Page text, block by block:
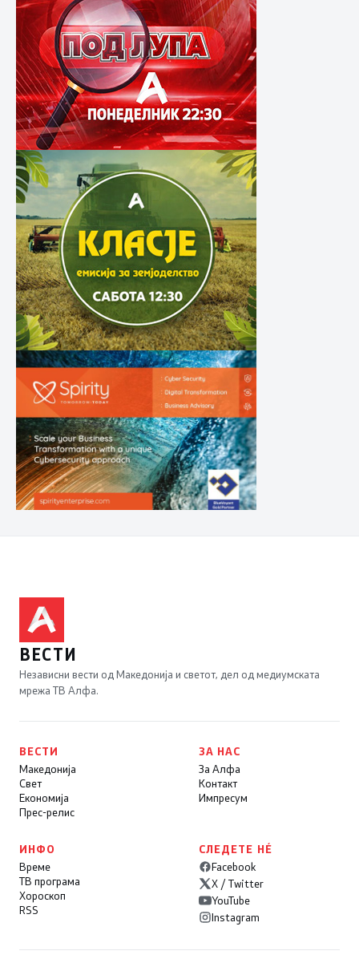
ВЕСТИ
Независни вести од Македонија и светот, дел од медиумската
мрежа ТВ Алфа.
ВЕСТИ
Македонија
Свет
Економија
Прес-релис
ЗА НАС
За Алфа
Контакт
Импресум
ИНФО
Време
ТВ програма
Хороскоп
RSS
СЛЕДЕТЕ НÉ
Facebook
X / Twitter
YouTube
Instagram